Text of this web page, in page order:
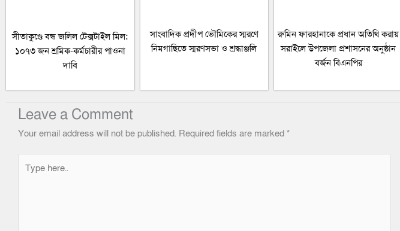
সীতাকুণ্ডে বন্ধ জলিল টেক্সটাইল মিল:
১০৭৩ জন শ্রমিক-কর্মচারীর পাওনা
দাবি
সাংবাদিক প্রদীপ ভৌমিকের স্মরণে
নিমগাছিতে স্মরণসভা ও শ্রদ্ধাঞ্জলি
রুমিন ফারহানাকে প্রধান অতিথি করায়
সরাইলে উপজেলা প্রশাসনের অনুষ্ঠান
বর্জন বিএনপির
Leave a Comment
Your email address will not be published. Required fields are marked *
here..